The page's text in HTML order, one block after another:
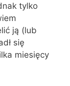
tylko
ją (lub
się
miesięcy